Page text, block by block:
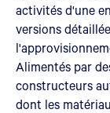
activités d'une
versions
Alimentés par
constructeurs
dont les